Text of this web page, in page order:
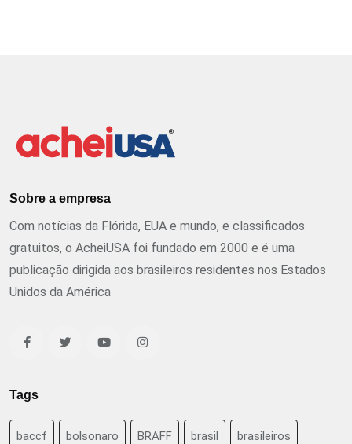
Sobre a empresa
Com notícias da Flórida, EUA e mundo, e classificados
gratuitos, o AcheiUSA foi fundado em 2000 e é uma
publicação dirigida aos brasileiros residentes nos Estados
Unidos da América
Tags
baccf bolsonaro BRAFF brasil brasileiros